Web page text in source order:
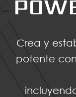
Crea y
potente